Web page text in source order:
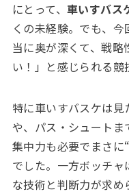
にとって、 車いすバス
くの未経験。でも、
当に奥が深くて、戦略
い！」と感じられる競
特に車いすバスケは
や、パス・シュート
集中力も必要でまさ
でした。一方ボッチ
な技術と判断力が求